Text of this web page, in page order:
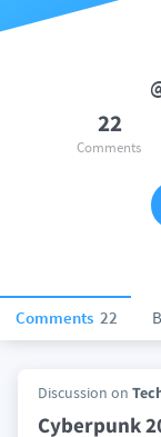
Comments 22
22
Comments
Discussion on
Cyberpunk